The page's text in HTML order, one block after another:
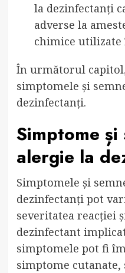
la dezinfectanți
adverse la
chimice utilizate
În următorul
simptomele și
dezinfectanți.
Simptome și
alergie la
Simptomele și
dezinfectanți pot
severitatea reacției
dezinfectant
simptomele pot fi
simptome